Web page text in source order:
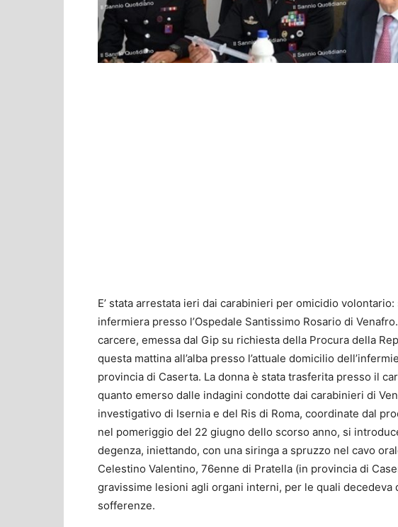
E’ stata arrestata ieri dai carabinieri per omicidio
infermiera presso l’Ospedale Santissimo Rosario di
carcere, emessa dal Gip su richiesta della Procura della
questa mattina all’alba presso l’attuale domicilio
provincia di Caserta. La donna è stata trasferita presso il
quanto emerso dalle indagini condotte dai carabinieri di
investigativo di Isernia e del Ris di Roma, coordinate dal
nel pomeriggio del 22 giugno dello scorso anno, si
degenza, iniettando, con una siringa a spruzzo nel cavo
Celestino Valentino, 76enne di Pratella (in provincia di
gravissime lesioni agli organi interni, per le quali decedeva
sofferenze.